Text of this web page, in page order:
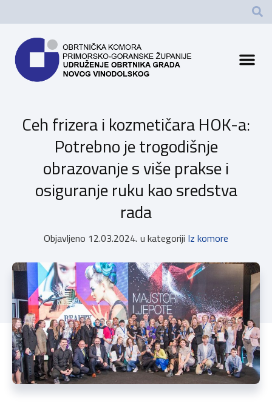
Ceh frizera i kozmetičara HOK-a:
Potrebno je trogodišnje
obrazovanje s više prakse i
osiguranje ruku kao sredstva
rada
Objavljeno 12.03.2024. u kategoriji Iz komore